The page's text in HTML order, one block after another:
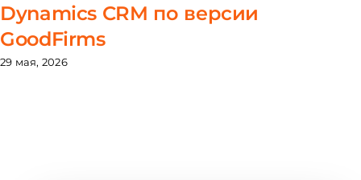
Dynamics CRM по версии
GoodFirms
29 мая, 2026